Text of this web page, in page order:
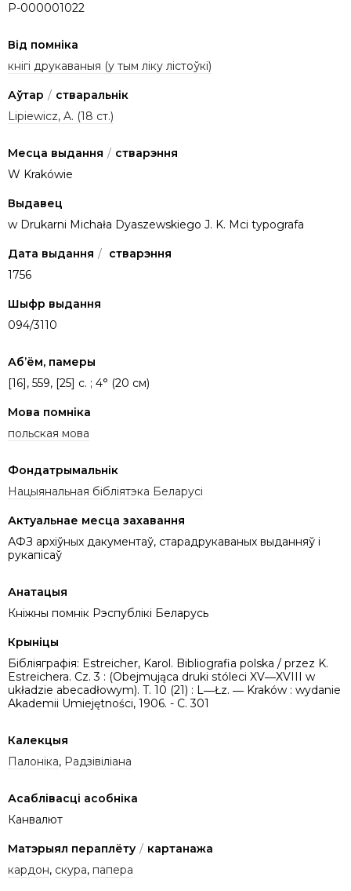
P-000001022
Від помніка
кнігі друкаваныя (у тым ліку лістоўкі)
Аўтар / стваральнік
Lipiewicz, A. (18 ст.)
Месца выдання / стварэння
W Krakówie
Выдавец
w Drukarni Michała Dyaszewskiego J. K. Mci typografa
Дата выдання / стварэння
1756
Шыфр выдання
094/3110
Аб’ём, памеры
[16], 559, [25] c. ; 4° (20 см)
Мова помніка
польская мова
Фондатрымальнік
Нацыянальная бібліятэка Беларусі
Актуальнае месца захавання
АФЗ архіўных дакументаў, старадрукаваных выданняў і
рукапісаў
Анатацыя
Кніжны помнік Рэспублікі Беларусь
Крыніцы
Бібліяграфія: Estreicher, Karol. Bibliografia polska / przez K.
Estreichera. Cz. 3 : (Obejmująca druki stóleci XV―XVIII w
układzie abecadłowym). T. 10 (21) : L―Łz. ― Kraków : wydanie
Akademii Umiejętności, 1906. - C. 301
Калекцыя
Палоніка, Радзівіліана
Асаблівасці асобніка
Канвалют
Матэрыял пераплёту / картанажа
кардон, скура, папера